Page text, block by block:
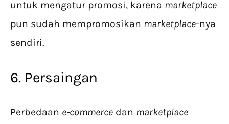
untuk mengatur promosi, karena marketplace
pun sudah mempromosikan marketplace-nya
sendiri.
6. Persaingan
Perbedaan e-commerce dan marketplace